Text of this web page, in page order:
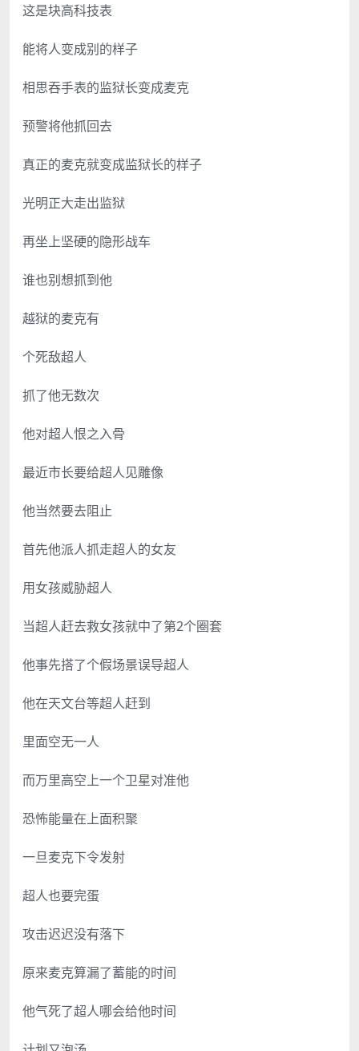
这是块高科技表
能将人变成别的样子
相思吞手表的监狱长变成麦克
预警将他抓回去
真正的麦克就变成监狱长的样子
光明正大走出监狱
再坐上坚硬的隐形战车
谁也别想抓到他
越狱的麦克有
个死敌超人
抓了他无数次
他对超人恨之入骨
最近市长要给超人见雕像
他当然要去阻止
首先他派人抓走超人的女友
用女孩威胁超人
当超人赶去救女孩就中了第2个圈套
他事先搭了个假场景误导超人
他在天文台等超人赶到
里面空无一人
而万里高空上一个卫星对准他
恐怖能量在上面积聚
一旦麦克下令发射
超人也要完蛋
攻击迟迟没有落下
原来麦克算漏了蓄能的时间
他气死了超人哪会给他时间